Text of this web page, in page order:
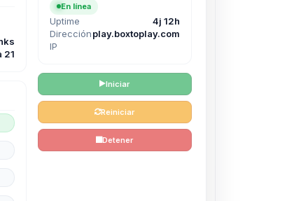
21
En línea
Uptime
4j 12h
Dirección
IP
play.boxtoplay.com
Iniciar
Reiniciar
Detener